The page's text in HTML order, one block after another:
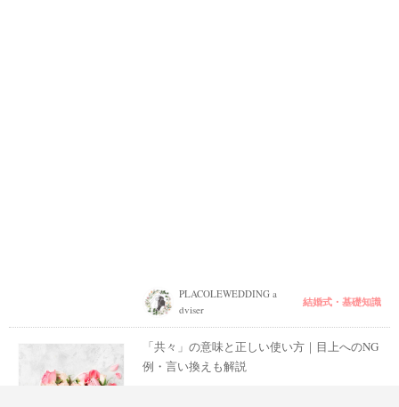
PLACOLEWEDDING a
dviser
結婚式・基礎知識
「共々」の意味と正しい使い方｜目上へのNG
例・言い換えも解説